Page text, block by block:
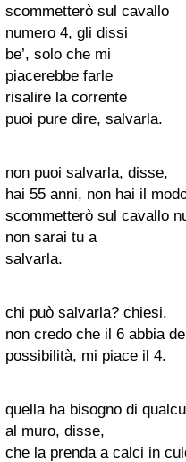
scommetterò sul cavallo
numero 4, gli dissi
be’, solo che mi
piacerebbe farle
risalire la corrente
puoi pure dire, salvarla.
non puoi salvarla, disse,
hai 55 anni, non hai il
scommetterò sul cavallo
non sarai tu a
salvarla.
chi può salvarla? chiesi.
non credo che il 6 abbia
possibilità, mi piace il 4.
quella ha bisogno di
al muro, disse,
che la prenda a calci in